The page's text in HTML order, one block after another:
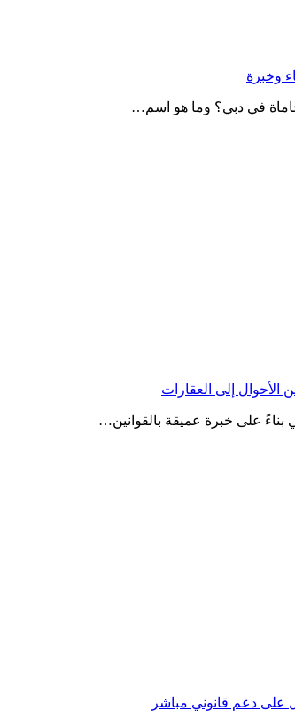
في دبي؟ وما هو اسم…
على خبرة عميقة بالقوانين…